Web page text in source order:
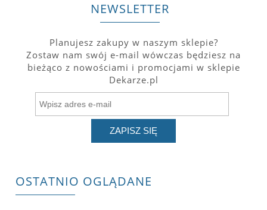
NEWSLETTER
Planujesz zakupy w naszym sklepie?
Zostaw nam swój e-mail wówczas będziesz na
bieżąco z nowościami i promocjami w sklepie
Dekarze.pl
ZAPISZ SIĘ
OSTATNIO OGLĄDANE